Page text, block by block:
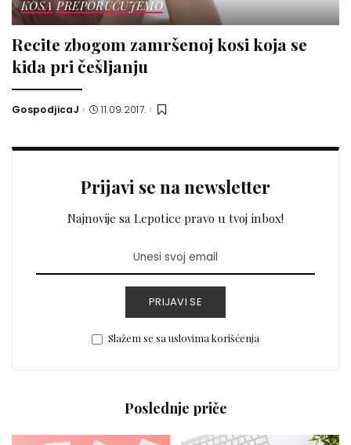
KOSA PREPORUČUJEMO
Recite zbogom zamršenoj kosi koja se
kida pri češljanju
Posted
GospodjicaJ 11.09.2017.
Prijavi se na newsletter
Najnovije sa Lepotice pravo u tvoj inbox!
PRIJAVI SE
Slažem se sa uslovima korišćenja
Poslednje priče